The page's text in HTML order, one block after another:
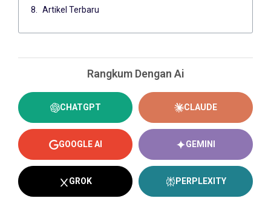
Artikel Terbaru
Rangkum Dengan Ai
CHATGPT CLAUDE
GOOGLE AI GEMINI
GROK PERPLEXITY